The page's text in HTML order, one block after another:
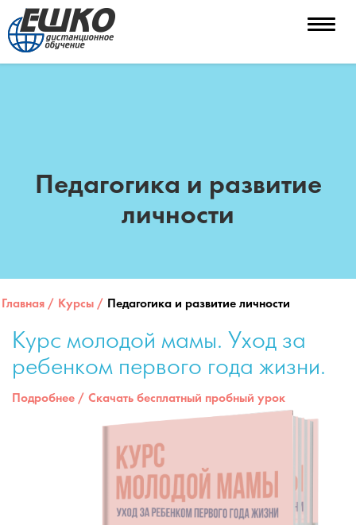
Toggle
Педагогика и развитие
личности
Главная / Курсы / Педагогика и развитие личности
Курс молодой мамы. Уход за
ребенком первого года жизни.
Подробнее / Скачать бесплатный пробный урок